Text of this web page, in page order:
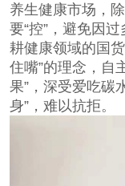
养生健康市场，
要“控”，避免因
耕健康领域的国
住嘴”的理念，自
果”，深受爱吃碳
身”，难以抗拒。